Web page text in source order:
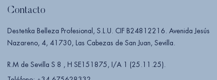
Contacto
Destetika Belleza Profesional, S.L.U. CIF B24812216. Avenida Jesús
Nazareno, 4, 41730, Las Cabezas de San Juan, Sevilla.
R.M de Sevilla S 8 , H SE151875, I/A 1 (25.11.25).